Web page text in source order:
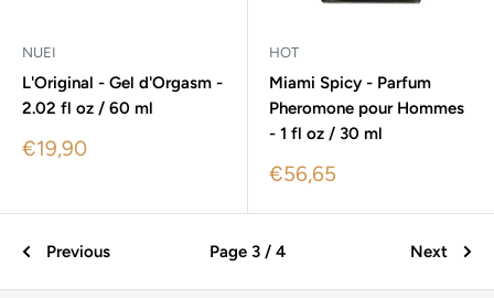
NUEI
L'Original - Gel d'Orgasm -
2.02 fl oz / 60 ml
Sale
€19,90
HOT
Miami Spicy - Parfum
Pheromone pour Hommes
- 1 fl oz / 30 ml
Sale
€56,65
Previous Page 3 / 4 Next